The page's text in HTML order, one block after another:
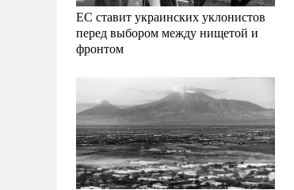
ЕС ставит украинских уклонистов
перед выбором между нищетой и
фронтом